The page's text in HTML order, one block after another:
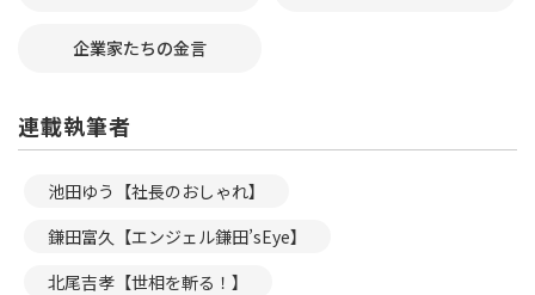
企業家たちの金言
連載執筆者
池田ゆう【社長のおしゃれ】
鎌田富久【エンジェル鎌田’sEye】
北尾吉孝【世相を斬る！】